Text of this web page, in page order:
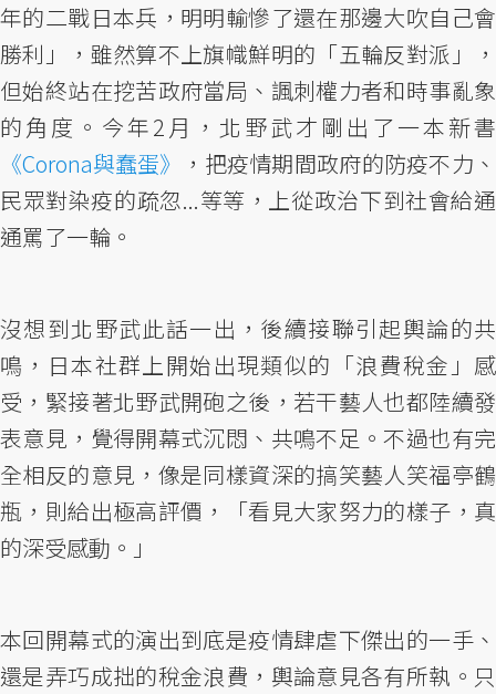
年的二戰日本兵，明明輸慘了還在那邊大吹自己會
勝利」，雖然算不上旗幟鮮明的「五輪反對派」，
但始終站在挖苦政府當局、諷刺權力者和時事亂象
的角度。今年2月，北野武才剛出了一本新書
《Corona與蠢蛋》
，把疫情期間政府的防疫不力、
民眾對染疫的疏忽...等等，上從政治下到社會給通
通罵了一輪。
沒想到北野武此話一出，後續接聯引起輿論的共
鳴，日本社群上開始出現類似的「浪費稅金」感
受，緊接著北野武開砲之後，若干藝人也都陸續發
表意見，覺得開幕式沉悶、共鳴不足。不過也有完
全相反的意見，像是同樣資深的搞笑藝人笑福亭鶴
瓶，則給出極高評價，「看見大家努力的樣子，真
的深受感動。」
本回開幕式的演出到底是疫情肆虐下傑出的一手、
還是弄巧成拙的稅金浪費，輿論意見各有所執。只